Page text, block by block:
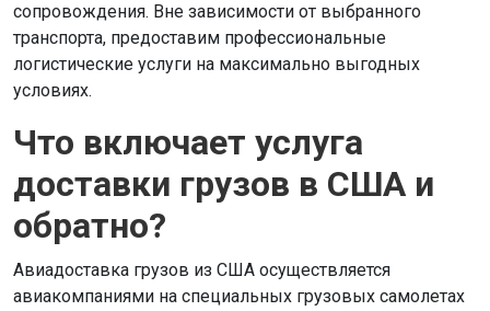
сопровождения. Вне зависимости от выбранного
транспорта, предоставим профессиональные
логистические услуги на максимально выгодных
условиях.
Что включает услуга
доставки грузов в США и
обратно?
Авиадоставка грузов из США осуществляется
авиакомпаниями на специальных грузовых самолетах